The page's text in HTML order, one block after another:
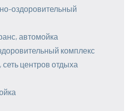
оздоровительный
автомойка
комплекс
центров отдыха